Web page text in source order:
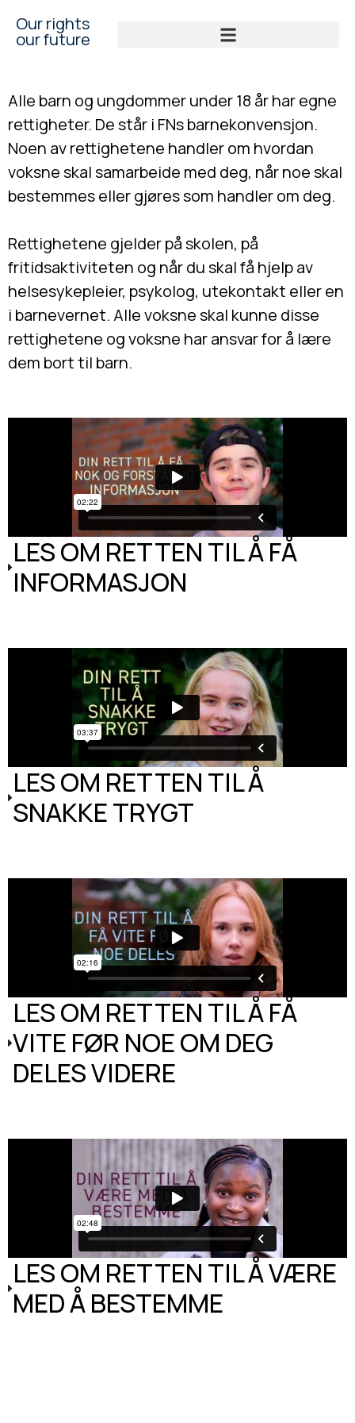
Our rights
our future
Alle barn og ungdommer under 18 år har egne
rettigheter. De står i FNs barnekonvensjon.
Noen av rettighetene handler om hvordan
voksne skal samarbeide med deg, når noe skal
bestemmes eller gjøres som handler om deg.
Rettighetene gjelder på skolen, på
fritidsaktiviteten og når du skal få hjelp av
helsesykepleier, psykolog, utekontakt eller en
i barnevernet. Alle voksne skal kunne disse
rettighetene og voksne har ansvar for å lære
dem bort til barn.
LES OM RETTEN TIL Å FÅ
INFORMASJON
LES OM RETTEN TIL Å
SNAKKE TRYGT
LES OM RETTEN TIL Å FÅ
VITE FØR NOE OM DEG
DELES VIDERE
LES OM RETTEN TIL Å VÆRE
MED Å BESTEMME